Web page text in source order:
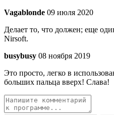
Vagablonde 09 июля 2020
Делает то, что должен; еще
Nirsoft.
busybusy 08 ноября 2019
Это просто, легко в
больших пальца вверх! Слава!